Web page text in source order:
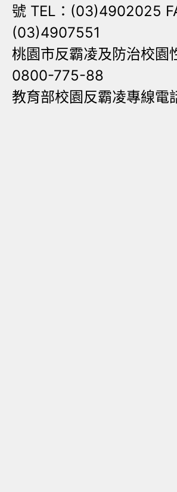
號 TEL：(03)4902025
(03)4907551
桃園市反霸凌及防治校園
0800-775-88
教育部校園反霸凌專線電